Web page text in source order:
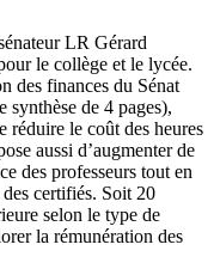
LR Gérard
le collège et le lycée.
des finances du Sénat
synthèse de 4 pages),
réduire le coût des heures
aussi d’augmenter de
des professeurs tout en
certifiés. Soit 20
selon le type de
la rémunération des